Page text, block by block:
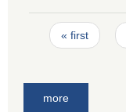
Pages
« first
more